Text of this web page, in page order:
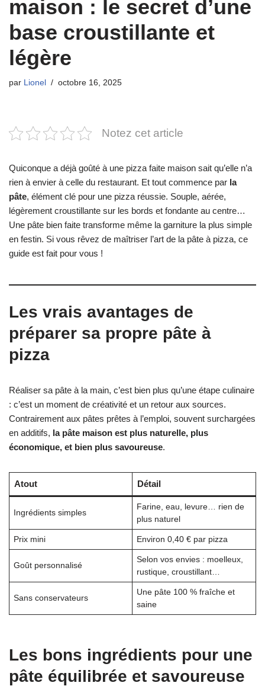
maison : le secret d’une
base croustillante et
légère
par Lionel octobre 16, 2025
Notez cet article
Quiconque a déjà goûté à une pizza faite maison sait qu’elle n’a
rien à envier à celle du restaurant. Et tout commence par la
pâte, élément clé pour une pizza réussie. Souple, aérée,
légèrement croustillante sur les bords et fondante au centre…
Une pâte bien faite transforme même la garniture la plus simple
en festin. Si vous rêvez de maîtriser l’art de la pâte à pizza, ce
guide est fait pour vous !
Les vrais avantages de
préparer sa propre pâte à
pizza
Réaliser sa pâte à la main, c’est bien plus qu’une étape culinaire
: c’est un moment de créativité et un retour aux sources.
Contrairement aux pâtes prêtes à l’emploi, souvent surchargées
en additifs, la pâte maison est plus naturelle, plus
économique, et bien plus savoureuse.
Atout Détail
Ingrédients simples
Farine, eau, levure… rien de
plus naturel
Prix mini Environ 0,40 € par pizza
Goût personnalisé
Selon vos envies : moelleux,
rustique, croustillant…
Sans conservateurs
Une pâte 100 % fraîche et
saine
Les bons ingrédients pour une
pâte équilibrée et savoureuse